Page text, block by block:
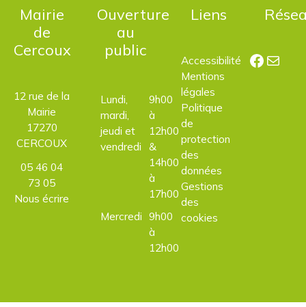
Mairie
de
Cercoux
12 rue de la
Mairie
17270
CERCOUX
05 46 04
73 05
Nous écrire
Ouverture
au
public
Lundi,
mardi,
jeudi et
vendredi
9h00
à
12h00
&
14h00
à
17h00
Mercredi 9h00
à
12h00
Liens
Accessibilité
Mentions
légales
Politique
de
protection
des
données
Gestions
des
cookies
E-mail